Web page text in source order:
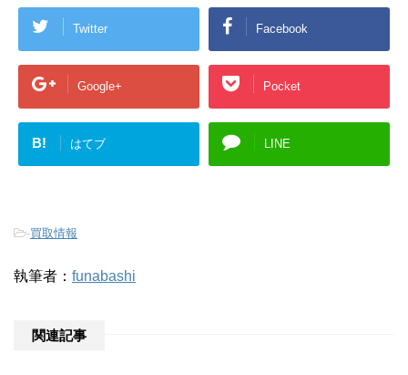
Twitter Facebook
Google+ Pocket
B! はてブ LINE
-買取情報
執筆者： funabashi
関連記事